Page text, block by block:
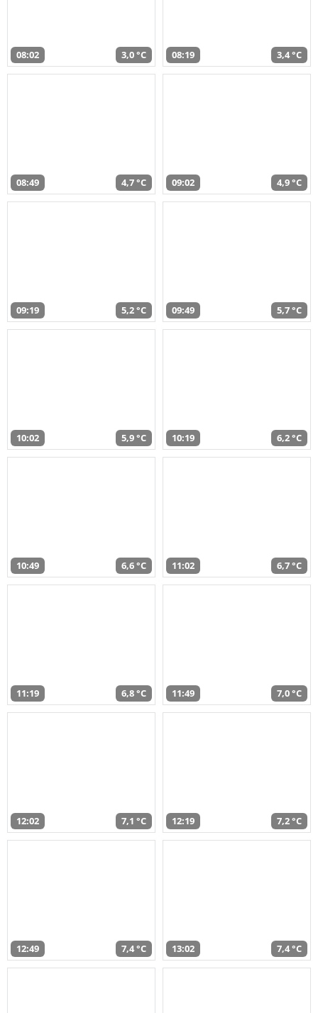
08:02 3,0 °C 08:19 3,4 °C
08:49 4,7 °C 09:02 4,9 °C
09:19 5,2 °C 09:49 5,7 °C
10:02 5,9 °C 10:19 6,2 °C
10:49 6,6 °C 11:02 6,7 °C
11:19 6,8 °C 11:49 7,0 °C
12:02 7,1 °C 12:19 7,2 °C
12:49 7,4 °C 13:02 7,4 °C